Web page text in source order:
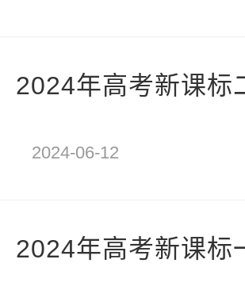
2024年高考新课标
2024-06-12
2024年高考新课标